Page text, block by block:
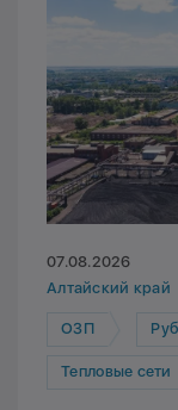
07.08.2026
Алтайский край
ОЗП
Тепловые сети